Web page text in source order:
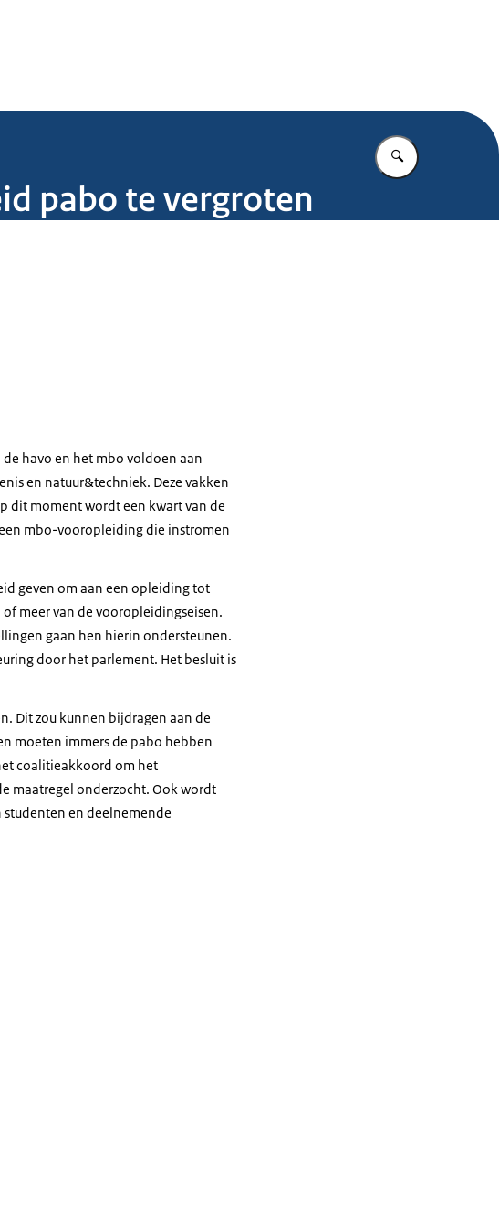
Vul in wat u
pabo te vergroten
havo en het mbo voldoen aan
en natuur&techniek. Deze vakken
dit moment wordt een kwart van de
mbo-vooropleiding die instromen
geven om aan een opleiding tot
meer van de vooropleidingseisen.
gaan hen hierin ondersteunen.
door het parlement. Het besluit is
Dit zou kunnen bijdragen aan de
moeten immers de pabo hebben
coalitieakkoord om het
maatregel onderzocht. Ook wordt
en deelnemende